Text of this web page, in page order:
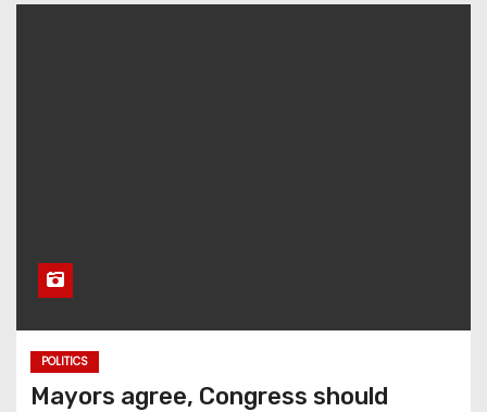
POLITICS
Mayors agree, Congress should